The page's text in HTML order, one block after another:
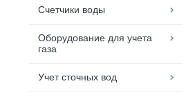
Счетчики воды
Оборудование для учета
газа
Учет сточных вод